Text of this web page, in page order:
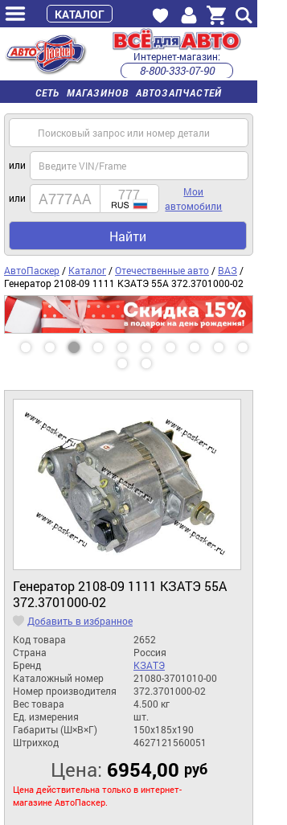
СЕТЬ МАГАЗИНОВ АВТОЗАПЧАСТЕЙ
Интернет-магазин:
8-800-333-07-90
часы работы с 9:00 до 22:00 (пн-пт)
или
или
Мои
автомобили
Найти
АвтоПаскер / Каталог /Отечественные авто / ВАЗ /
Генератор 2108-09 1111 КЗАТЭ 55A 372.3701000-02
Генератор 2108-09 1111 КЗАТЭ 55A
372.3701000-02
Добавить в избранное
Код товара
2652
Страна
Россия
Бренд
КЗАТЭ
Каталожный номер
21080-3701010-00
Номер производителя
372.3701000-02
Вес товара
4.500 кг
Ед. измерения
шт.
Габариты (Ш×В×Г)
150x185x190
Штрихкод
4627121560051
Цена: 6954,00 руб
Цена действительна только в интернет-
магазине АвтоПаскер.
КАТАЛОГ